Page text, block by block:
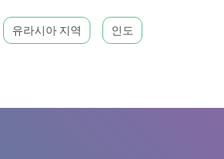
유라시아 지역 인도